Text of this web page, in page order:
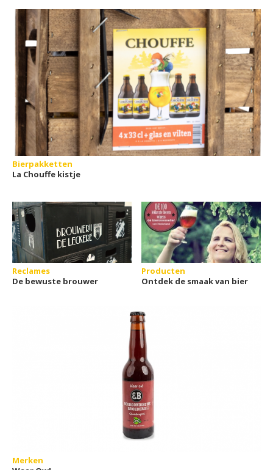
Bierpakketten
La Chouffe kistje
Reclames
De bewuste brouwer
Producten
Ontdek de smaak van bier
Merken